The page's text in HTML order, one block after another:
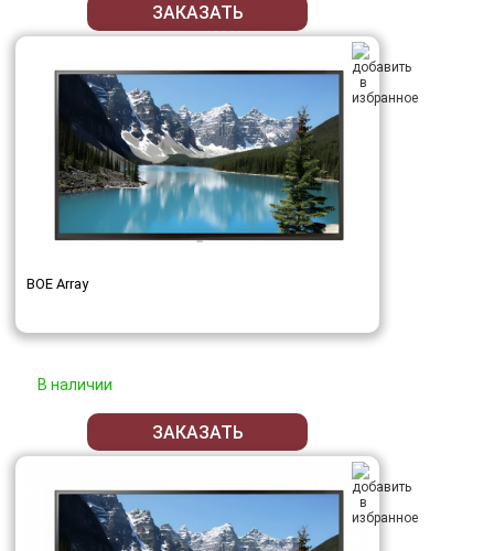
ЗАКАЗАТЬ
BOE Array
В наличии
ЗАКАЗАТЬ